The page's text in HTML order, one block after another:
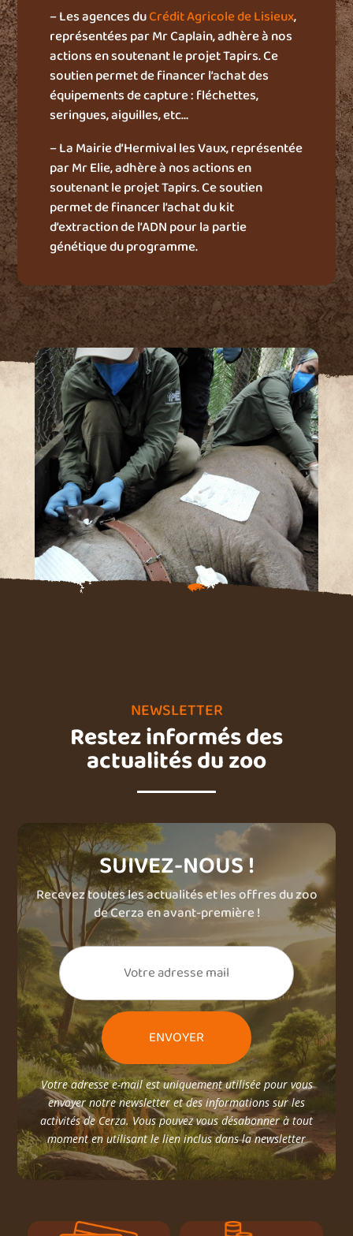
– Les agences duCrédit Agricole de Lisieux,
représentées par Mr Caplain, adhère à nos
actions en soutenant le projet Tapirs. Ce
soutien permet de financer l’achat des
équipements de capture : fléchettes,
seringues, aiguilles, etc…
–La Mairie d’Hermival les Vaux, représentée
par Mr Elie, adhère à nos actions en
soutenant le projet Tapirs. Ce soutien
permet de financer l’achat du kit
d’extraction de l’ADN pour la partie
génétique du programme.
NEWSLETTER
Restez informés des
actualités du zoo
SUIVEZ-NOUS !
Recevez toutes les actualités et les offres du zoo
de Cerza en avant-première !
Votre adresse e-mail est uniquement utilisée pour vous
envoyer notre newsletter et des informations sur les
activités de Cerza. Vous pouvez vous désabonner à tout
moment en utilisant le lien inclus dans la newsletter